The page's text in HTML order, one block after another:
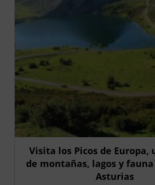
Visita los Picos de Europa,
de montañas, lagos y
Asturias